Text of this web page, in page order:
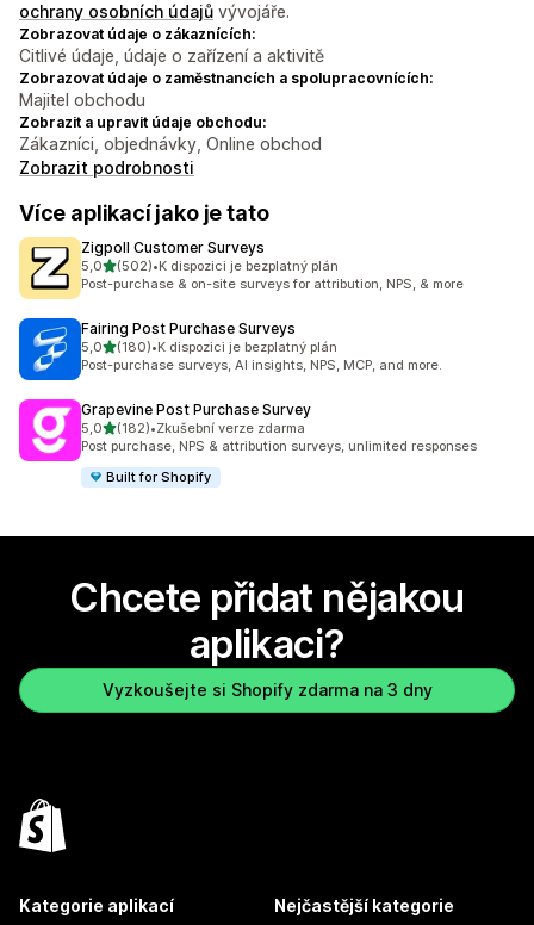
ochrany osobních údajů vývojáře.
Zobrazovat údaje o zákaznících:
Citlivé údaje, údaje o zařízení a aktivitě
Zobrazovat údaje o zaměstnancích a spolupracovnících:
Majitel obchodu
Zobrazit a upravit údaje obchodu:
Zákazníci, objednávky, Online obchod
Zobrazit podrobnosti
Více aplikací jako je tato
Zigpoll Customer Surveys
5,0z 5 hvězd
(502)
Celkový počet recenzí: 502
•K dispozici je bezplatný plán
Post-purchase & on-site surveys for attribution, NPS, & more
Fairing Post Purchase Surveys
5,0z 5 hvězd
(180)
Celkový počet recenzí: 180
•K dispozici je bezplatný plán
Post-purchase surveys, AI insights, NPS, MCP, and more.
Grapevine Post Purchase Survey
5,0z 5 hvězd
(182)
Celkový počet recenzí: 182
•Zkušební verze zdarma
Post purchase, NPS & attribution surveys, unlimited responses
Built for Shopify
Chcete přidat nějakou
aplikaci?
Vyzkoušejte si Shopify zdarma na 3 dny
Kategorie aplikací Nejčastější kategorie